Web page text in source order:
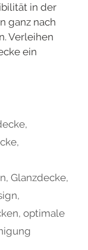
in der
ganz nach
Verleihen
ein
,
,
,Glanzdecke,
,
, optimale